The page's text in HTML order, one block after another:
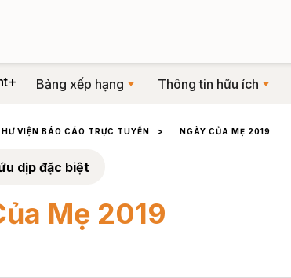
Bảng xếp hạng Thông tin hữu ích
VIỆN BÁO CÁO TRỰC TUYẾN > NGÀY CỦA MẸ 2019
dịp đặc biệt
Mẹ 2019